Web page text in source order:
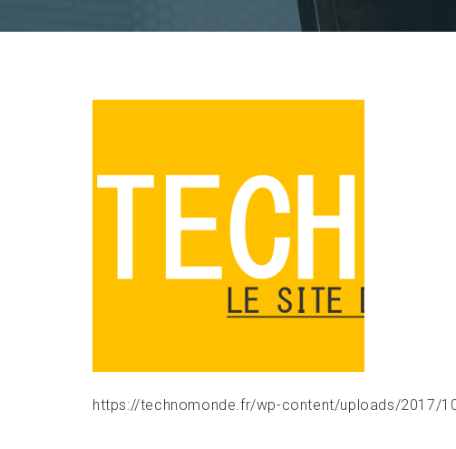
https://technomonde.fr/wp-content/uploads/2017/